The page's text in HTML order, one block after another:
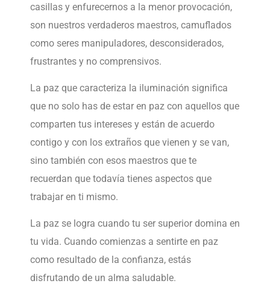
casillas y enfurecernos a la menor provocación,
son nuestros verdaderos maestros, camuflados
como seres manipuladores, desconsiderados,
frustrantes y no comprensivos.
La paz que caracteriza la iluminación significa
que no solo has de estar en paz con aquellos que
comparten tus intereses y están de acuerdo
contigo y con los extraños que vienen y se van,
sino también con esos maestros que te
recuerdan que todavía tienes aspectos que
trabajar en ti mismo.
La paz se logra cuando tu ser superior domina en
tu vida. Cuando comienzas a sentirte en paz
como resultado de la confianza, estás
disfrutando de un alma saludable.